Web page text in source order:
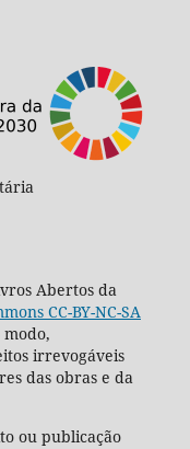
Abertos da
CC-BY-NC-SA
irrevogáveis
das obras e da
ou publicação